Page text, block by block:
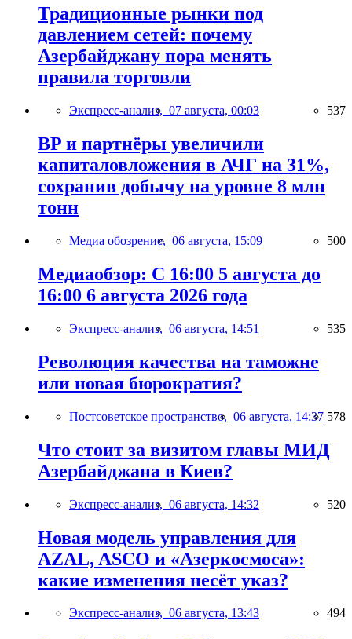
Традиционные рынки под
давлением сетей: почему
Азербайджану пора менять
правила торговли
Экспресс-анализ, 07 августа, 00:03 537
BP и партнёры увеличили
капиталовложения в АЧГ на 31%,
сохранив добычу на уровне 8 млн
тонн
Медиа обозрение, 06 августа, 15:09 500
Медиаобзор: С 16:00 5 августа до
16:00 6 августа 2026 года
Экспресс-анализ, 06 августа, 14:51 535
Революция качества на таможне
или новая бюрократия?
Постсоветское пространство, 06 августа, 14:37 578
Что стоит за визитом главы МИД
Азербайджана в Киев?
Экспресс-анализ, 06 августа, 14:32 520
Новая модель управления для
AZAL, ASCO и «Азеркосмоса»:
какие изменения несёт указ?
Экспресс-анализ, 06 августа, 13:43 494